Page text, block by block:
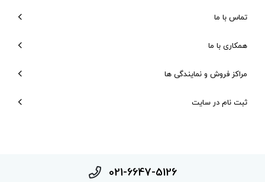
تماس با ما
همکاری با ما
مراکز فروش و نمایندگی ها
ثبت نام در سایت
021-6647-5126